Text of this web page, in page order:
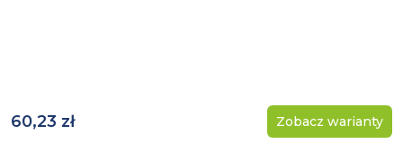
60,23 zł Zobacz warianty